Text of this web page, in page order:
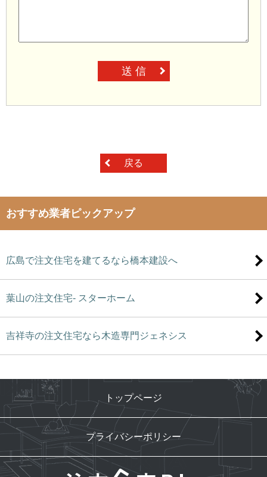
送 信
戻る
おすすめ業者ピックアップ
広島で注文住宅を建てるなら橋本建設へ
葉山の注文住宅- スターホーム
吉祥寺の注文住宅なら木造専門ジェネシス
トップページ
プライバシーポリシー